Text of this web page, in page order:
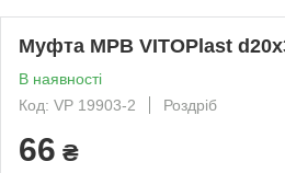
Муфта МРВ VITOPlast
В наявності
Код: VP 19903-2
Роздріб
66 ₴